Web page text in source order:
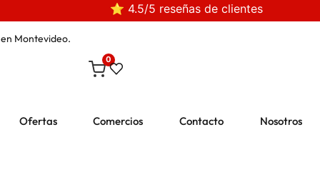
⭐ 4.5/5 reseñas de clientes
Montevideo.
0
Ofertas Comercios Contacto Nosotros